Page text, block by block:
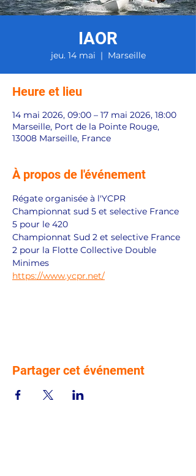
IAOR
jeu. 14 mai
  |
Marseille
Heure et lieu
14 mai 2026, 09:00 – 17 mai 2026, 18:00
Marseille, Port de la Pointe Rouge,
13008 Marseille, France
À propos de l'événement
Régate organisée à l'YCPR
Championnat sud 5 et selective France
5 pour le 420
Championnat Sud 2 et selective France
2 pour la Flotte Collective Double
Minimes
https://www.ycpr.net/
Partager cet événement